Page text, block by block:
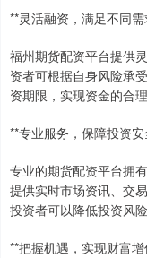
**灵活融资，满足不同需
福州期货配资平台提供
资者可根据自身风险承
资期限，实现资金的合理
**专业服务，保障投资安
专业的期货配资平台拥
提供实时市场资讯、交
投资者可以降低投资风
**把握机遇，实现财富增